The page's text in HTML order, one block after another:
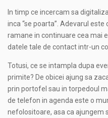
In timp ce incercam sa
inca “se poarta”. Adevarul
ramane in continuare cea mai
datele tale de contact intr-un
Totusi, ce se intampla dupa
primite? De obicei ajung sa
prin portofel sau in torpedoul
de telefon in agenda este o
nefolositoare, asa ca ajungem